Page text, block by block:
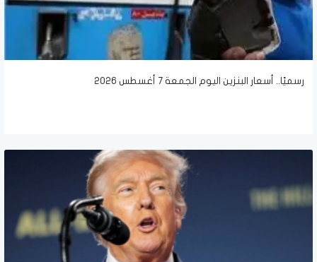
رسميًا.. أسعار البنزين اليوم الجمعة 7 أغسطس 2026